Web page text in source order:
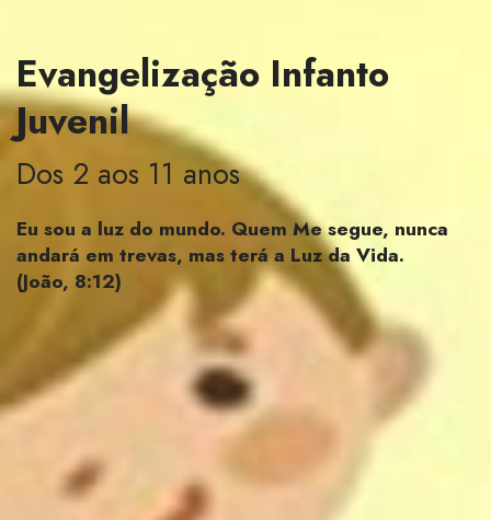
Evangelização Infanto
Juvenil
Dos 2 aos 11 anos
Eu sou a luz do mundo. Quem Me segue, nunca
andará em trevas, mas terá a Luz da Vida.
(João, 8:12)